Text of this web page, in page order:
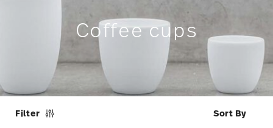
Coffee cups
Filter